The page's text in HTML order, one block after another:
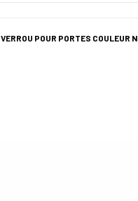
VERROU POUR PORTES COULEUR